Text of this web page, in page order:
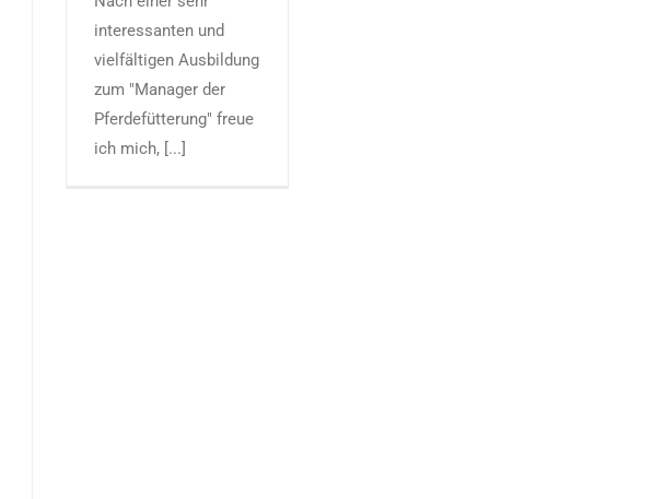
interessanten und
vielfältigen Ausbildung
zum "Manager der
Pferdefütterung" freue
ich mich, [...]